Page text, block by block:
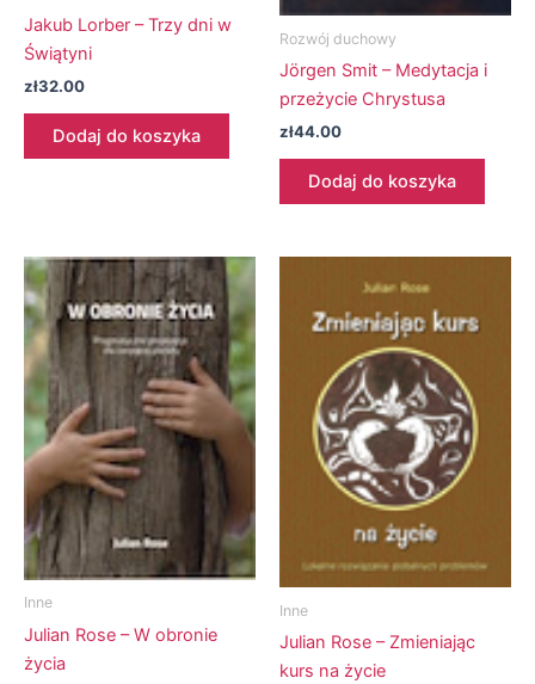
Jakub Lorber – Trzy dni w
Świątyni
zł32.00
Dodaj do koszyka
Rozwój duchowy
Jörgen Smit – Medytacja i
przeżycie Chrystusa
zł44.00
Dodaj do koszyka
Inne
Julian Rose – W obronie
życia
Inne
Julian Rose – Zmieniając
kurs na życie